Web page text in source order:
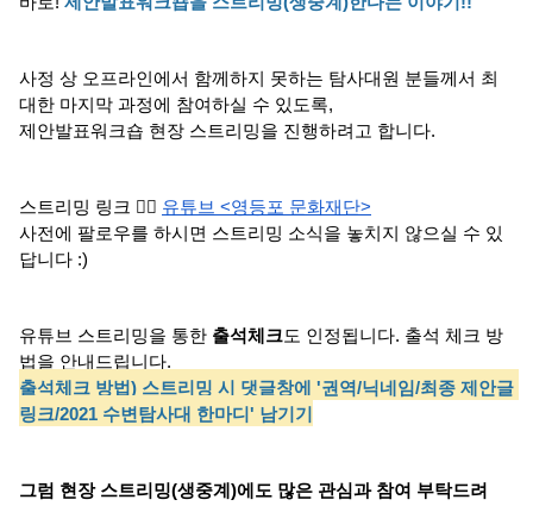
사정 상 오프라인에서 함께하지 못하는 탐사대원 분들께서 최
대한 마지막 과정에 참여하실 수 있도록,
제안발표워크숍 현장 스트리밍을 진행하려고 합니다.
스트리밍 링크 👉🏻 유튜브 <영등포 문화재단>
사전에 팔로우를 하시면 스트리밍 소식을 놓치지 않으실 수 있
답니다 :)
유튜브 스트리밍을 통한 출석체크도 인정됩니다. 출석 체크 방
법을 안내드립니다.
출석체크 방법) 스트리밍 시 댓글창에 '권역/닉네임/최종 제안글
링크/2021 수변탐사대 한마디' 남기기
그럼 현장 스트리밍(생중계)에도 많은 관심과 참여 부탁드려